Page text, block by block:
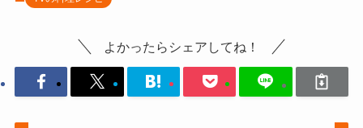
よかったらシェアしてね！